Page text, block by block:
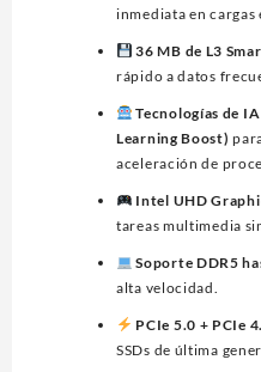
inmediata en cargas
36 MB de L3
rápido a datos
Tecnologías de
Learning Boost)
aceleración de
Intel UHD
tareas multimedia
Soporte DDR5
alta velocidad.
PCIe 5.0 + PCIe
SSDs de última